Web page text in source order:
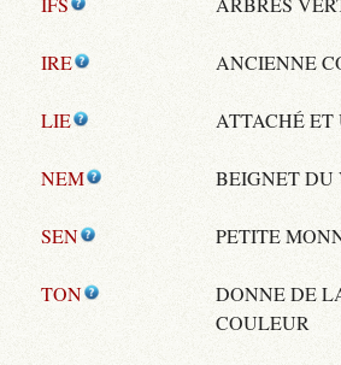
IRE ANCIENNE
LIE ATTACHÉ ET
NEM BEIGNET
SEN PETITE
TON
DONNE DE
COULEUR